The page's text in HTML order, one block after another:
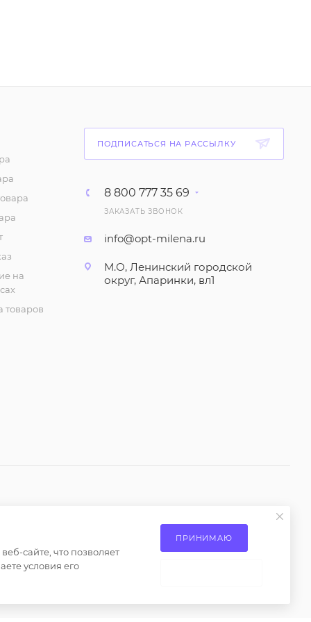
на
товаров
ПОДПИСАТЬСЯ НА РАССЫЛКУ
8 800 777 35 69
ЗАКАЗАТЬ ЗВОНОК
info@opt-milena.ru
М.О, Ленинский городской
округ, Апаринки, вл1
пункта 2 статьи 437 Гражданского кодекса
при наличии письменного разрешения
сайте, что позволяет
условия его
ПРИНИМАЮ